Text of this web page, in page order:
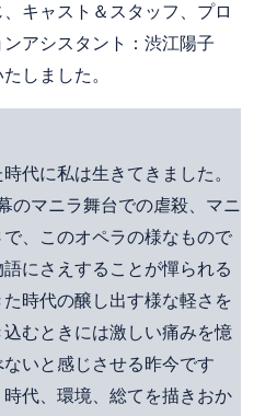
キャスト＆スタッフ、プロ
アシスタント：渋江陽子
しました。
代に私は生きてきました。
のマニラ舞台での虐殺、マニ
、このオペラの様なもので
にさえすることが憚られる
時代の醸し出す様な軽さを
むときには激しい痛みを憶
いと感じさせる昨今です
代、環境、総てを描きおか